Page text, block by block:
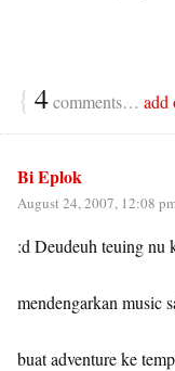
{ 4comments… add
Bi Eplok
August 24, 2007, 12:08
:d Deudeuh teuing nu
mendengarkan music
buat adventure ke